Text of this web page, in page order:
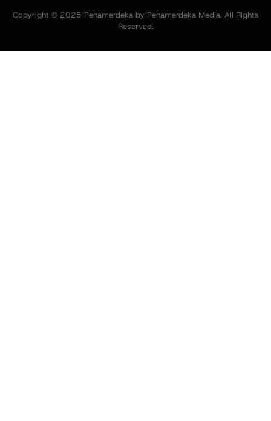
Copyright © 2025 Penamerdeka by Penamerdeka Media. All Rights
Reserved.